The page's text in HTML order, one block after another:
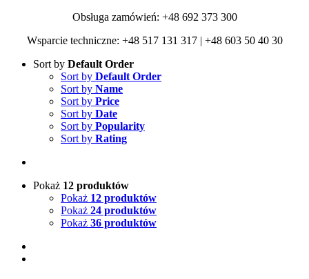
Obsługa zamówień: +48 692 373 300
Wsparcie techniczne: +48 517 131 317 | +48 603 50 40 30
Sort by Default Order
Sort by Default Order
Sort by Name
Sort by Price
Sort by Date
Sort by Popularity
Sort by Rating
Pokaż 12 produktów
Pokaż 12 produktów
Pokaż 24 produktów
Pokaż 36 produktów